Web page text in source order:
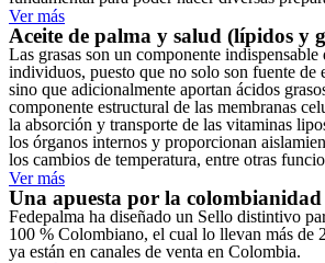
Ver más
Aceite de palma y salud (lípidos y
Las grasas son un componente indispensable
individuos, puesto que no solo son fuente de
sino que adicionalmente aportan ácidos
componente estructural de las membranas
la absorción y transporte de las vitaminas
los órganos internos y proporcionan
los cambios de temperatura, entre otras
Ver más
Una apuesta por la colombianidad
Fedepalma ha diseñado un Sello distintivo
100 % Colombiano, el cual lo llevan más de
ya están en canales de venta en Colombia.